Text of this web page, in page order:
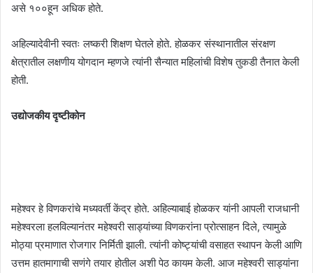
असे १००हून अधिक होते.
अहिल्यादेवीनी स्वतः लष्करी शिक्षण घेतले होते. होळकर संस्थानातील संरक्षण
क्षेत्रातील लक्षणीय योगदान म्हणजे त्यांनी सैन्यात महिलांची विशेष तुकडी तैनात केली
होती.
उद्योजकीय दृष्टीकोन
महेश्‍वर हे विणकरांचे मध्यवर्ती केंद्र होते. अहिल्याबाई होळकर यांनी आपली राजधानी
महेश्वरला हलविल्यानंतर महेश्वरी साड्यांच्या विणकरांना प्रोत्साहन दिले, त्यामुळे
मोठ्या प्रमाणात रोजगार निर्मिती झाली. त्यांनी कोष्ट्यांची वसाहत स्थापन केली आणि
उत्तम हातमागाची सणंगे तयार होतील अशी पेठ कायम केली. आज महेश्वरी साड्यांना